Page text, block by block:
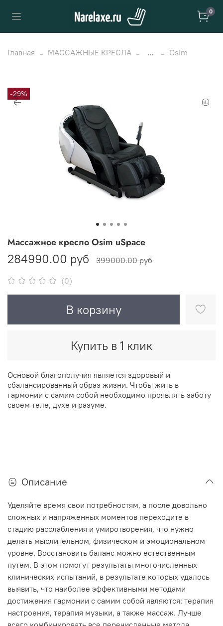
0
Главная МАССАЖНЫЕ КРЕСЛА ... Osim
-29%
(0)
Массажное кресло Osim uSpace
284990.00 руб 399000.00 руб
В корзину
Купить в 1 клик
Основой благополучия является здоровый и
сбалансированный образ жизни. Чтобы жить в
гармонии с самим собой необходимо проявлять заботу
своем теле, духе и разуме.
Описание
Уделяйте время свои потребностям, а после довольно
сложных и напряженных моментов переходите в
стадию расслабления и умиротворения, что нужно
делать мыслительном, физическом и эмоциональном
уровне. Восстановить баланс можно естественным
путем. В этом помогут результаты многочисленных
клинических испытаний, в результате которых удалось
выявить, что наиболее эффективными методами
достижения гармонии с самим собой являются: терапия
настроения, терапия музыки, а также массаж. Лучше